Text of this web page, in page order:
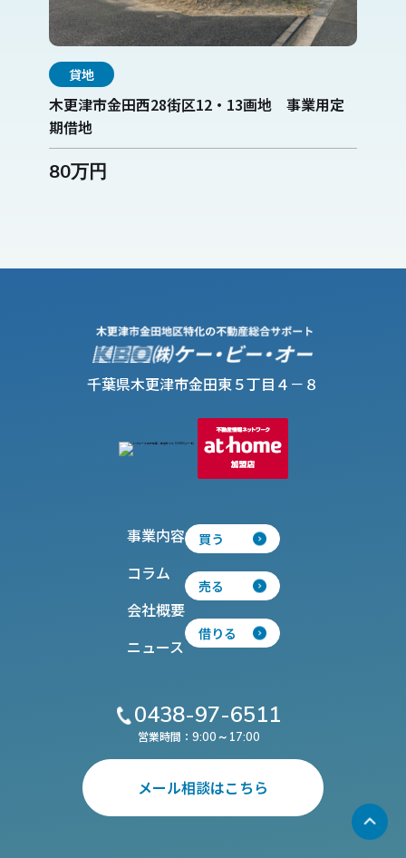
貸地
木更津市金田西28街区12・13画地 事業用定
期借地
80万円
千葉県木更津市金田東５丁目４－８
事業内容
コラム
会社概要
ニュース
買う
売る
借りる
0438-97-6511
営業時間： 9:00～17:00
メール相談はこちら